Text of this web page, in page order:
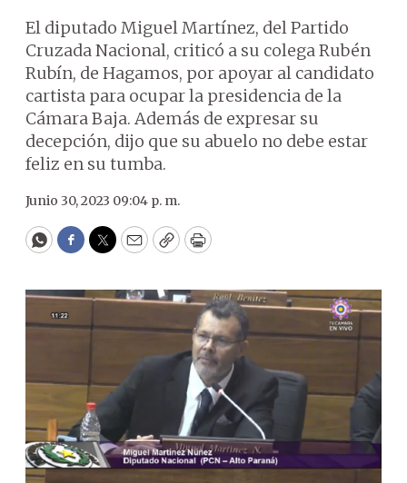
El diputado Miguel Martínez, del Partido
Cruzada Nacional, criticó a su colega Rubén
Rubín, de Hagamos, por apoyar al candidato
cartista para ocupar la presidencia de la
Cámara Baja. Además de expresar su
decepción, dijo que su abuelo no debe estar
feliz en su tumba.
Junio 30, 2023 09:04 p. m.
WhatsApp
Facebook
Twitter
EmailCopyPrint